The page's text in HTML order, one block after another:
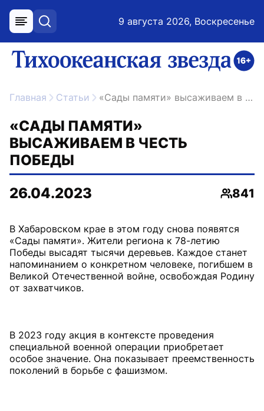
меню поиск 9 августа 2026, Воскресенье
ссылка на главную
Главная Статьи «Сады памяти» высаживаем в честь Победы
«САДЫ ПАМЯТИ»
ВЫСАЖИВАЕМ В ЧЕСТЬ
ПОБЕДЫ
26.04.2023
841
В Хабаровском крае в этом году снова появятся
«Сады памяти». Жители региона к 78-летию
Победы высадят тысячи деревьев. Каждое станет
напоминанием о конкретном человеке, погибшем в
Великой Отечественной войне, освобождая Родину
от захватчиков.
В 2023 году акция в контексте проведения
специальной военной операции приобретает
особое значение. Она показывает преемственность
поколений в борьбе с фашизмом.